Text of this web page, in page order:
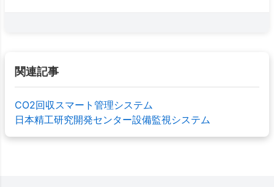
関連記事
CO2回収スマート管理システム
日本精工研究開発センター設備監視システム